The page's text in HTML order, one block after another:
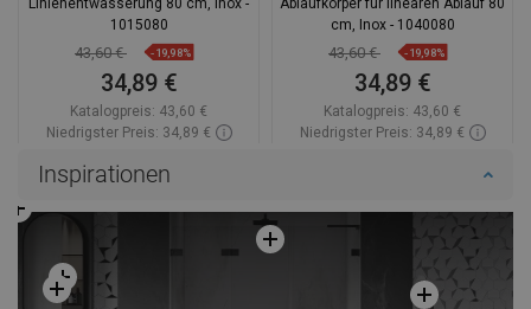
1015080
43,60 € -19,98%
34,89 €
Katalogpreis: 43,60 €
Niedrigster Preis: 34,89 €
Vergleichen
cm, Inox - 1040080
43,60 € -19,98%
34,89 €
Katalogpreis: 43,60 €
Niedrigster Preis: 34,89 €
Inspirationen